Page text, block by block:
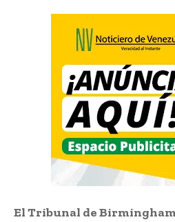
El Tribunal de